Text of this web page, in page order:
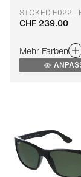
STOKED E022 -
Anpassbar
CHF 239.00
Mehr Farben